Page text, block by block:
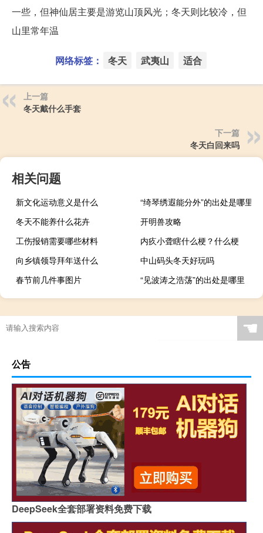
一些，但神仙居主要是游览山顶风光；冬天则比较冷，但
山里常年温
网络标签： 冬天 武夷山 适合
上一篇
冬天戴什么手套
下一篇
冬天白回来吗
相关问题
新文化运动意义是什么
“绮琴绣遐能分外”的出处是哪里
冬天不能养什么花卉
开明兽攻略
工伤报销需要哪些材料
内疚小聋瞎什么梗？什么梗
向乡镇领导拜年送什么
中山码头冬天好玩吗
春节前几件事图片
“见波涛之浩荡”的出处是哪里
☚
公告
DeepSeek全套部署资料免费下载